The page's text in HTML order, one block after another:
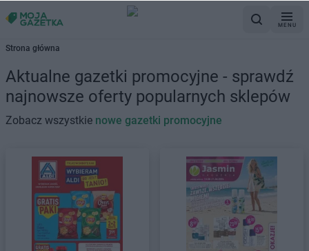
MENU
Strona główna
Aktualne gazetki promocyjne - sprawdź
najnowsze oferty popularnych sklepów
Zobacz wszystkie nowe gazetki promocyjne